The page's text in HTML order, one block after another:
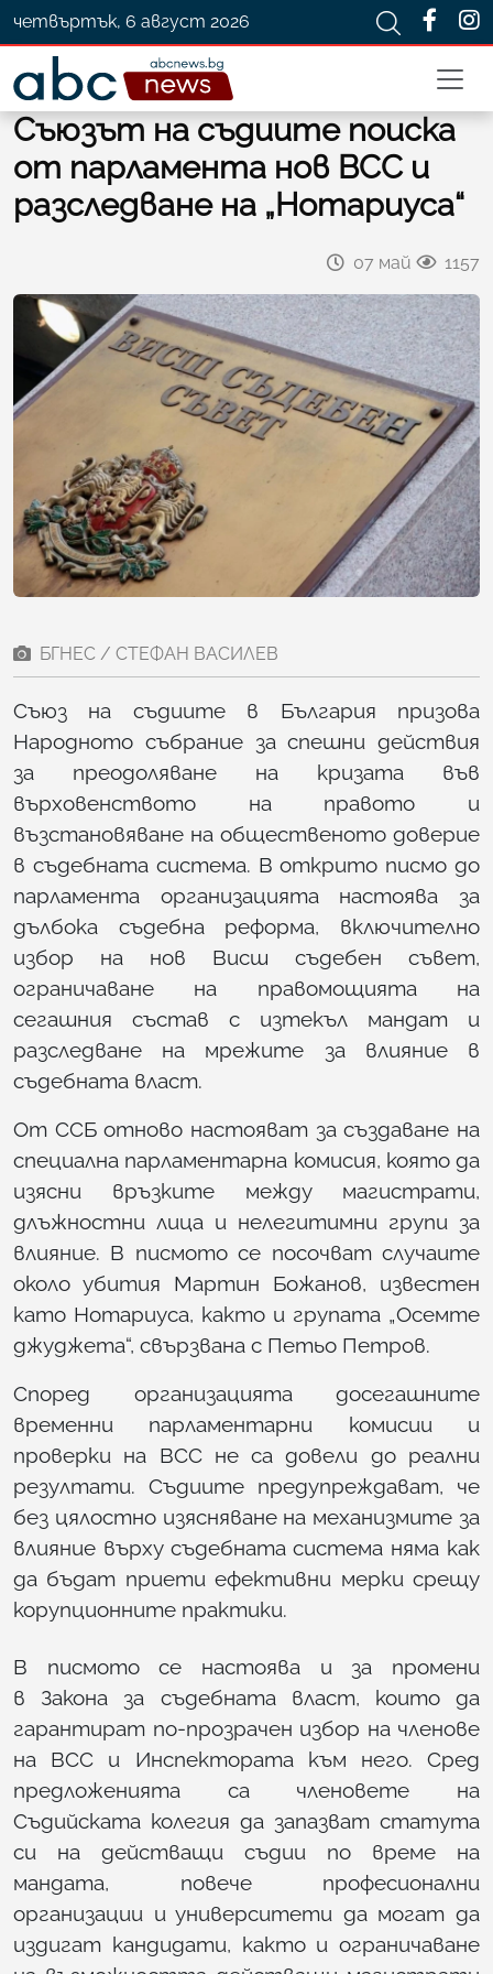
четвъртък, 6 август 2026
Съюзът на съдиите поиска
от парламента нов ВСС и
разследване на „Нотариуса“
07 май 1157
БГНЕС / СТЕФАН ВАСИЛЕВ
Съюз на съдиите в България призова
Народното събрание за спешни действия
за преодоляване на кризата във
върховенството на правото и
възстановяване на общественото доверие
в съдебната система. В открито писмо до
парламента организацията настоява за
дълбока съдебна реформа, включително
избор на нов Висш съдебен съвет,
ограничаване на правомощията на
сегашния състав с изтекъл мандат и
разследване на мрежите за влияние в
съдебната власт.
От ССБ отново настояват за създаване на
специална парламентарна комисия, която да
изясни връзките между магистрати,
длъжностни лица и нелегитимни групи за
влияние. В писмото се посочват случаите
около убития Мартин Божанов, известен
като Нотариуса, както и групата „Осемте
джуджета“, свързвана с Петьо Петров.
Според организацията досегашните
временни парламентарни комисии и
проверки на ВСС не са довели до реални
резултати. Съдиите предупреждават, че
без цялостно изясняване на механизмите за
влияние върху съдебната система няма как
да бъдат приети ефективни мерки срещу
корупционните практики.
В писмото се настоява и за промени
в Закона за съдебната власт, които да
гарантират по-прозрачен избор на членове
на ВСС и Инспектората към него. Сред
предложенията са членовете на
Съдийската колегия да запазват статута
си на действащи съдии по време на
мандата, повече професионални
организации и университети да могат да
издигат кандидати, както и ограничаване